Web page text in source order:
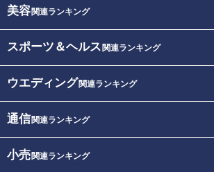
美容関連ランキング
スポーツ＆ヘルス 関連ランキング
ウエディング関連ランキング
通信関連ランキング
小売関連ランキング